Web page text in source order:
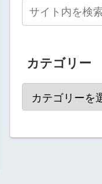
カテゴリー